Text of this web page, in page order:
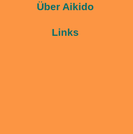
Über Aikido
Links